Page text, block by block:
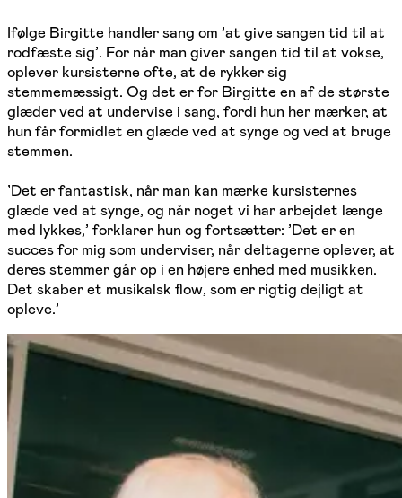
Ifølge Birgitte handler sang om ’at give sangen tid til at
rodfæste sig’. For når man giver sangen tid til at vokse,
oplever kursisterne ofte, at de rykker sig
stemmemæssigt. Og det er for Birgitte en af de største
glæder ved at undervise i sang, fordi hun her mærker, at
hun får formidlet en glæde ved at synge og ved at bruge
stemmen.
’Det er fantastisk, når man kan mærke kursisternes
glæde ved at synge, og når noget vi har arbejdet længe
med lykkes,’ forklarer hun og fortsætter: ’Det er en
succes for mig som underviser, når deltagerne oplever, at
deres stemmer går op i en højere enhed med musikken.
Det skaber et musikalsk flow, som er rigtig dejligt at
opleve.’